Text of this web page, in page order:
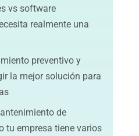
vs software
realmente una
preventivo y
la mejor solución para
de
tu empresa tiene varios